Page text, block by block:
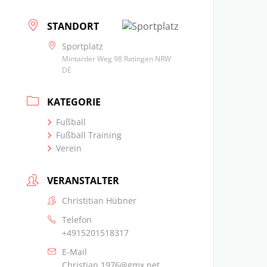
STANDORT
Sportplatz
Mintarder Weg 98 Ratingen NRW
DE
KATEGORIE
Fußball
Fußball Training
Verein
VERANSTALTER
Christitian Hübner
Telefon
+4915201518317
E-Mail